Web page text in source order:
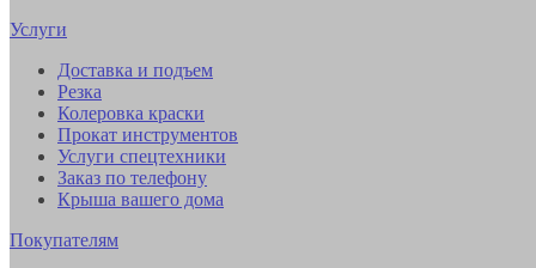
Услуги
Доставка и подъем
Резка
Колеровка краски
Прокат инструментов
Услуги спецтехники
Заказ по телефону
Крыша вашего дома
Покупателям